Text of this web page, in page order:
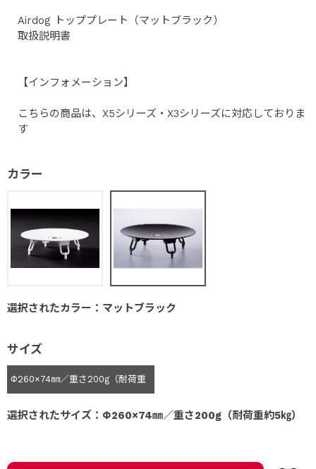
Airdog トッププレート（マットブラック）
取扱説明書
【インフォメーション】
こちらの商品は、X5シリーズ・X3シリーズに対応しておりま
す
カラー
選択されたカラー：マットブラック
サイズ
Φ260×74㎜／重さ200g（耐荷重
選択されたサイズ：Φ260×74㎜／重さ200g（耐荷重約5㎏）